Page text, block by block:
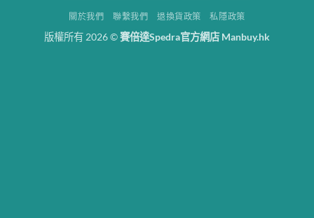
關於我們 聯繫我們 退換貨政策 私隱政策
版權所有 2026 ©賽倍達Spedra官方網店 Manbuy.hk